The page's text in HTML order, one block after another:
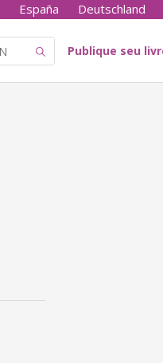
España Deutschland
Publique seu